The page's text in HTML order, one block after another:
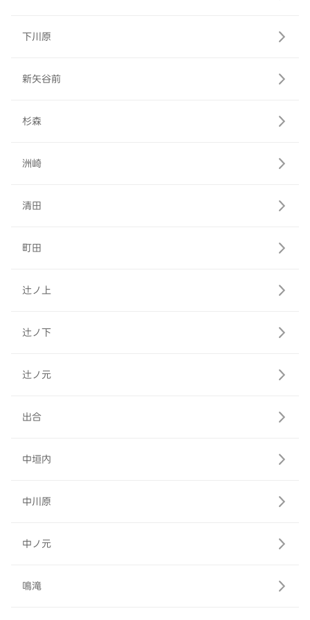
下川原
新矢谷前
杉森
洲崎
清田
町田
辻ノ上
辻ノ下
辻ノ元
出合
中垣内
中川原
中ノ元
鳴滝